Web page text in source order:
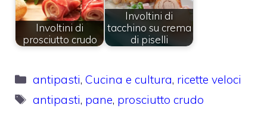
Involtini di
prosciutto crudo
Involtini di
tacchino su crema
di piselli
Categorie
antipasti,Cucina e cultura, ricette veloci
Tag
antipasti, pane, prosciutto crudo